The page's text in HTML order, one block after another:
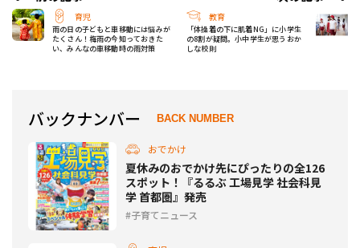
育児
雨の日の子どもと車移動には悩みが
たくさん！梅雨の今知っておきた
い、みんなの車移動時の雨対策
教育
「体操着の下に肌着NG」に小学生
の8割が疑問。小中学生が思うおか
しな校則
バックナンバー BACK NUMBER
おでかけ
夏休みのおでかけ先にぴったりの全126
スポット！『るるぶ 工場見学 社会科見
学 首都圏』発売
子育てニュース